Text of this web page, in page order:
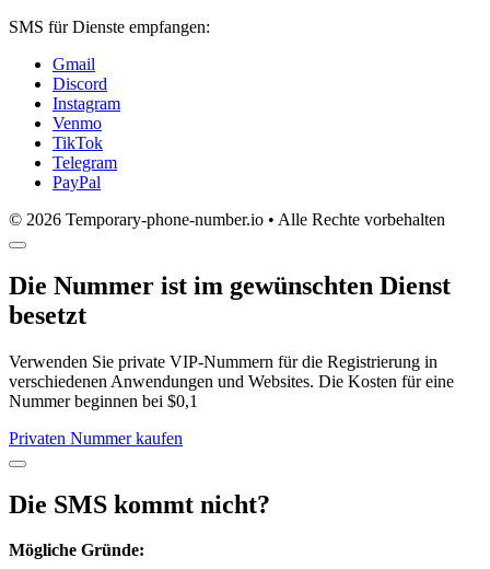
SMS für Dienste empfangen:
Gmail
Discord
Instagram
Venmo
TikTok
Telegram
PayPal
© 2026 Temporary-phone-number.io • Alle Rechte vorbehalten
Die Nummer ist im gewünschten Dienst
besetzt
Verwenden Sie private VIP-Nummern für die Registrierung in
verschiedenen Anwendungen und Websites. Die Kosten für eine
Nummer beginnen bei $0,1
Privaten Nummer kaufen
Die SMS kommt nicht?
Mögliche Gründe: